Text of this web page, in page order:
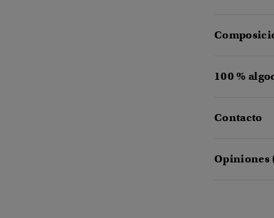
100 %
Contacto
Opiniones